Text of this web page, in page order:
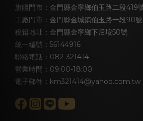
旗艦門市：金門縣金寧鄉伯玉路二段419
工廠門市：金門縣金城鎮伯玉路一段90號
稅籍地址：金門縣金寧鄉下后垵50號
統一編號：56144916
聯絡電話：082-321414
營業時間：09:00-18:00
電子郵件：km321414@yahoo.com.tw